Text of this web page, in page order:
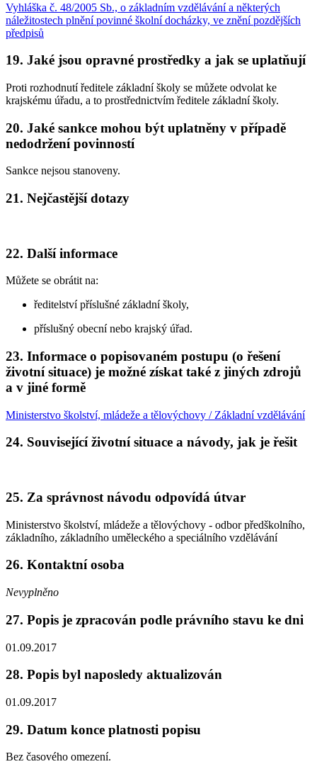
Vyhláška č. 48/2005 Sb., o základním vzdělávání a některých
náležitostech plnění povinné školní docházky, ve znění pozdějších
předpisů
19. Jaké jsou opravné prostředky a jak se uplatňují
Proti rozhodnutí ředitele základní školy se můžete odvolat ke
krajskému úřadu, a to prostřednictvím ředitele základní školy.
20. Jaké sankce mohou být uplatněny v případě
nedodržení povinností
Sankce nejsou stanoveny.
21. Nejčastější dotazy
22. Další informace
Můžete se obrátit na:
ředitelství příslušné základní školy,
příslušný obecní nebo krajský úřad.
23. Informace o popisovaném postupu (o řešení
životní situace) je možné získat také z jiných zdrojů
a v jiné formě
Ministerstvo školství, mládeže a tělovýchovy / Základní vzdělávání
24. Související životní situace a návody, jak je řešit
25. Za správnost návodu odpovídá útvar
Ministerstvo školství, mládeže a tělovýchovy - odbor předškolního,
základního, základního uměleckého a speciálního vzdělávání
26. Kontaktní osoba
Nevyplněno
27. Popis je zpracován podle právního stavu ke dni
01.09.2017
28. Popis byl naposledy aktualizován
01.09.2017
29. Datum konce platnosti popisu
Bez časového omezení.